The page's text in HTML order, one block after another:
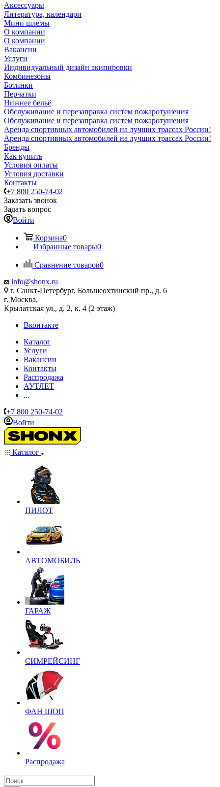
Аксессуары
Литература, календари
Мини шлемы
О компании
О компании
Вакансии
Услуги
Индивидуальный дизайн экипировки
Комбинезоны
Ботинки
Перчатки
Нижнее бельё
Обслуживание и перезаправка систем пожаротушения
Обслуживание и перезаправка систем пожаротушения
Аренда спортивных автомобилей на лучших трассах России!
Аренда спортивных автомобилей на лучших трассах России!
Бренды
Как купить
Условия оплаты
Условия доставки
Контакты
+7 800 250-74-02
Заказать звонок
Задать вопрос
Войти
Корзина0
Избранные товары0
Сравнение товаров0
info@shonx.ru
г. Санкт-Петербург, Большеохтинский пр., д. 6
г. Москва,
Крылатская ул., д. 2, к. 4 (2 этаж)
Вконтакте
Каталог
Услуги
Вакансии
Контакты
Распродажа
АУТЛЕТ
...
+7 800 250-74-02
Войти
Каталог
ПИЛОТ
АВТОМОБИЛЬ
ГАРАЖ
СИМРЕЙСИНГ
ФАН ШОП
Распродажа